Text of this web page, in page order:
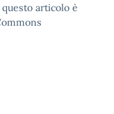
articolo è